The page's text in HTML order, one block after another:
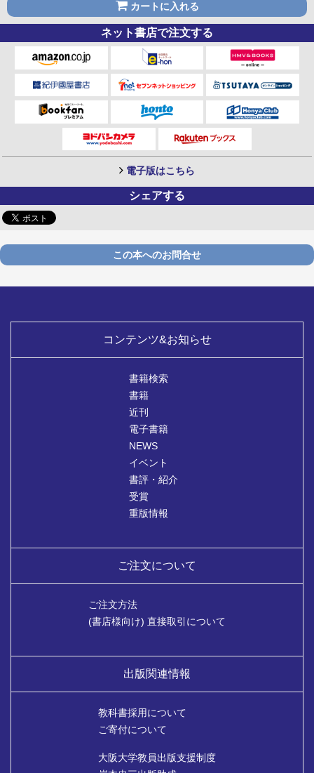
カートに入れる
ネット書店で注文する
電子版はこちら
シェアする
この本へのお問合せ
コンテンツ&お知らせ
書籍検索
書籍
近刊
電子書籍
NEWS
イベント
書評・紹介
受賞
重版情報
ご注文について
ご注文方法
(書店様向け) 直接取引について
出版関連情報
教科書採用について
ご寄付について
大阪大学教員出版支援制度